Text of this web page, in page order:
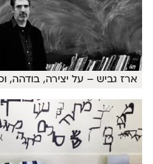
ארז גביש – על יצירה, בודהה,